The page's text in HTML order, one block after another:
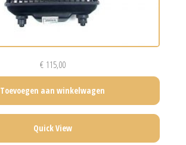
€115,00
Toevoegen aan winkelwagen
Quick View